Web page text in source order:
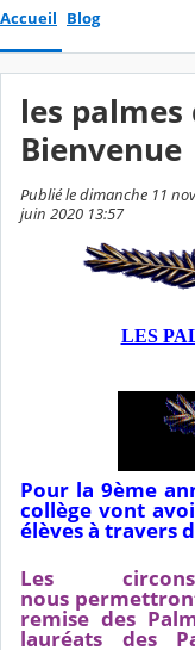
Accueil Blog
les palmes
Bienvenue
Publié le dimanche 11
juin 2020 13:57
LES
Pour la 9ème
collège vont
élèves à travers
Les
nous
remise des
lauréats des